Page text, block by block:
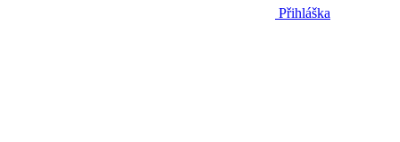
Přihláška